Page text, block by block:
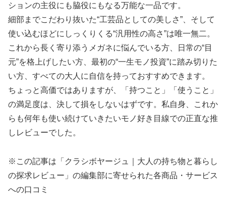
ションの主役にも脇役にもなる万能な一品です。
細部までこだわり抜いた“工芸品としての美しさ”、そして
使い込むほどにしっくりくる“汎用性の高さ”は唯一無二。
これから長く寄り添うメガネに悩んでいる方、日常の“目
元”を格上げしたい方、最初の“一生モノ投資”に踏み切りた
い方、すべての大人に自信を持っておすすめできます。
ちょっと高価ではありますが、「持つこと」「使うこと」
の満足度は、決して損をしないはずです。私自身、これか
らも何年も使い続けていきたいモノ好き目線での正直な推
しレビューでした。
※この記事は「クラシボヤージュ｜大人の持ち物と暮らし
の探求レビュー」の編集部に寄せられた各商品・サービス
への口コミ